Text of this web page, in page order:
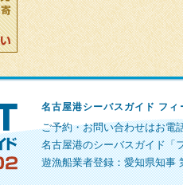
名古屋港シーバスガイド フィ
ご予約・お問い合わせはお
名古屋港のシーバスガイド「
遊漁船業者登録：愛知県知事